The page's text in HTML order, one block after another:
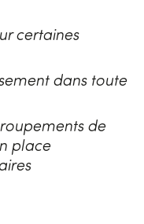
certaines
dans toute
de
place